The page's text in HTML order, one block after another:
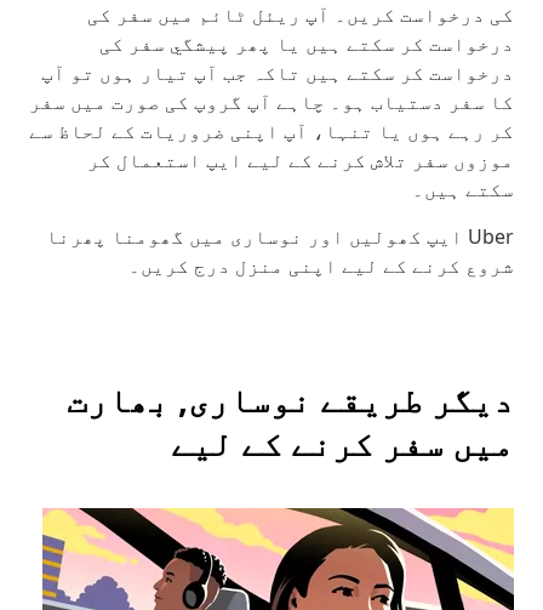
کی درخواست کریں۔ آپ ریئل ٹائم میں سفر کی
درخواست کر سکتے ہیں یا پھر پیشگي سفر کی
درخواست کر سکتے ہیں تاکہ جب آپ تیار ہوں تو آپ
کا سفر دستیاب ہو۔ چاہے آپ گروپ کی صورت میں سفر
کر رہے ہوں یا تنہا، آپ اپنی ضروریات کے لحاظ سے
موزوں سفر تلاش کرنے کے لیے ایپ استعمال کر
سکتے ہیں۔
Uber ایپ کھولیں اور نوساری میں گھومنا پھرنا
شروع کرنے کے لیے اپنی منزل درج کریں۔
دیگر طریقے نوساری, بھارت
میں سفر کرنے کے لیے